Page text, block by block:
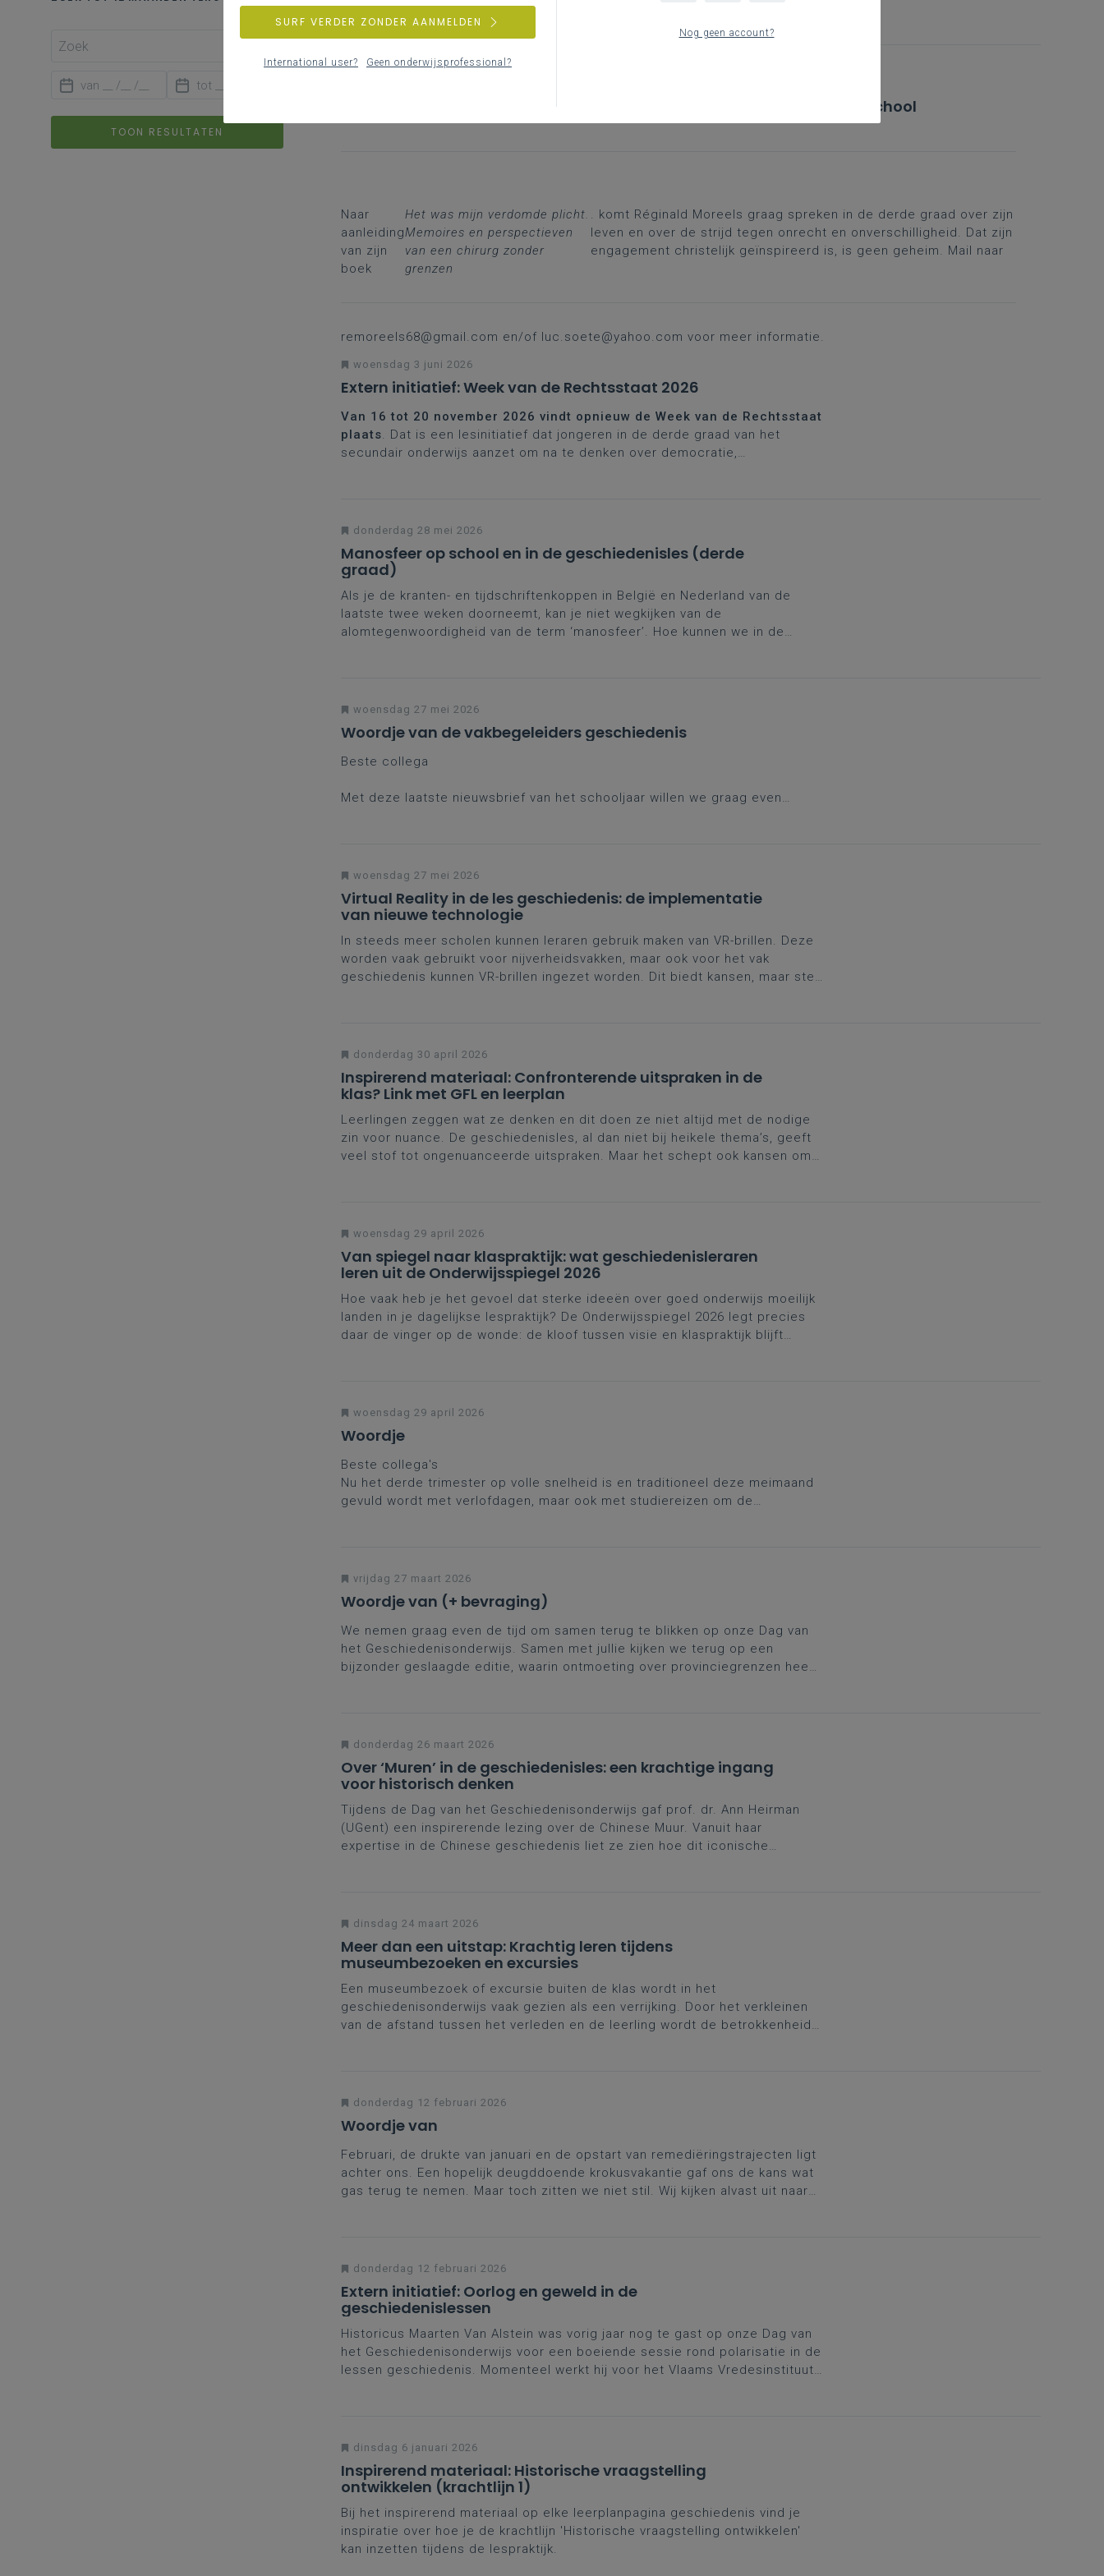
TOON RESULTATEN
Extern initiatief: Réginald Moreels als spreker op je school
Naar
aanleiding
van zijn
boek
Het was mijn verdomde plicht.
Memoires en perspectieven
van een chirurg zonder
grenzen
. komt Réginald Moreels graag spreken in de derde graad over zijn
leven en over de strijd tegen onrecht en onverschilligheid. Dat zijn
engagement christelijk geïnspireerd is, is geen geheim. Mail naar
remoreels68@gmail.com en/of luc.soete@yahoo.com voor meer informatie.
woensdag 3 juni 2026
Extern initiatief: Week van de Rechtsstaat 2026
Van 16 tot 20 november 2026 vindt opnieuw de Week van de Rechtsstaat
plaats. Dat is een lesinitiatief dat jongeren in de derde graad van het
secundair onderwijs aanzet om na te denken over democratie,
donderdag 28 mei 2026
Manosfeer op school en in de geschiedenisles (derde
graad)
Als je de kranten- en tijdschriftenkoppen in België en Nederland van de
laatste twee weken doorneemt, kan je niet wegkijken van de
alomtegenwoordigheid van de term ‘manosfeer’. Hoe kunnen we in de
woensdag 27 mei 2026
Woordje van de vakbegeleiders geschiedenis
Beste collega
Met deze laatste nieuwsbrief van het schooljaar willen we graag even
woensdag 27 mei 2026
Virtual Reality in de les geschiedenis: de implementatie
van nieuwe technologie
In steeds meer scholen kunnen leraren gebruik maken van VR-brillen. Deze
worden vaak gebruikt voor nijverheidsvakken, maar ook voor het vak
geschiedenis kunnen VR-brillen ingezet worden. Dit biedt kansen, maar stelt
donderdag 30 april 2026
Inspirerend materiaal: Confronterende uitspraken in de
klas? Link met GFL en leerplan
Leerlingen zeggen wat ze denken en dit doen ze niet altijd met de nodige
zin voor nuance. De geschiedenisles, al dan niet bij heikele thema’s, geeft
veel stof tot ongenuanceerde uitspraken. Maar het schept ook kansen om
woensdag 29 april 2026
Van spiegel naar klaspraktijk: wat geschiedenisleraren
leren uit de Onderwijsspiegel 2026
Hoe vaak heb je het gevoel dat sterke ideeën over goed onderwijs moeilijk
landen in je dagelijkse lespraktijk? De Onderwijsspiegel 2026 legt precies
daar de vinger op de wonde: de kloof tussen visie en klaspraktijk blijft
woensdag 29 april 2026
Woordje
Beste collega's
Nu het derde trimester op volle snelheid is en traditioneel deze meimaand
gevuld wordt met verlofdagen, maar ook met studiereizen om de
Vriendelijke groeten
Vanessa, Emmy, Nadia
vrijdag 27 maart 2026
Woordje van (+ bevraging)
We nemen graag even de tijd om samen terug te blikken op onze Dag van
het Geschiedenisonderwijs. Samen met jullie kijken we terug op een
bijzonder geslaagde editie, waarin ontmoeting over provinciegrenzen heen
donderdag 26 maart 2026
Over ‘Muren’ in de geschiedenisles: een krachtige ingang
voor historisch denken
Tijdens de Dag van het Geschiedenisonderwijs gaf prof. dr. Ann Heirman
(UGent) een inspirerende lezing over de Chinese Muur. Vanuit haar
expertise in de Chinese geschiedenis liet ze zien hoe dit iconische
dinsdag 24 maart 2026
Meer dan een uitstap: Krachtig leren tijdens
museumbezoeken en excursies
Een museumbezoek of excursie buiten de klas wordt in het
geschiedenisonderwijs vaak gezien als een verrijking. Door het verkleinen
van de afstand tussen het verleden en de leerling wordt de betrokkenheid
donderdag 12 februari 2026
Woordje van
Februari, de drukte van januari en de opstart van remediëringstrajecten ligt
achter ons. Een hopelijk deugddoende krokusvakantie gaf ons de kans wat
gas terug te nemen. Maar toch zitten we niet stil. Wij kijken alvast uit naar
donderdag 12 februari 2026
Extern initiatief: Oorlog en geweld in de
geschiedenislessen
Historicus Maarten Van Alstein was vorig jaar nog te gast op onze Dag van
het Geschiedenisonderwijs voor een boeiende sessie rond polarisatie in de
lessen geschiedenis. Momenteel werkt hij voor het Vlaams Vredesinstituut
dinsdag 6 januari 2026
Inspirerend materiaal: Historische vraagstelling
ontwikkelen (krachtlijn 1)
Bij het inspirerend materiaal op elke leerplanpagina geschiedenis vind je
inspiratie over hoe je de krachtlijn 'Historische vraagstelling ontwikkelen'
kan inzetten tijdens de lespraktijk.
Nog geen account?
SURF VERDER ZONDER AANMELDEN
International user? Geen onderwijsprofessional?